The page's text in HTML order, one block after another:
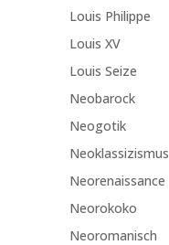
Louis Philippe
Louis XV
Louis Seize
Neobarock
Neogotik
Neoklassizismus
Neorenaissance
Neorokoko
Neoromanisch